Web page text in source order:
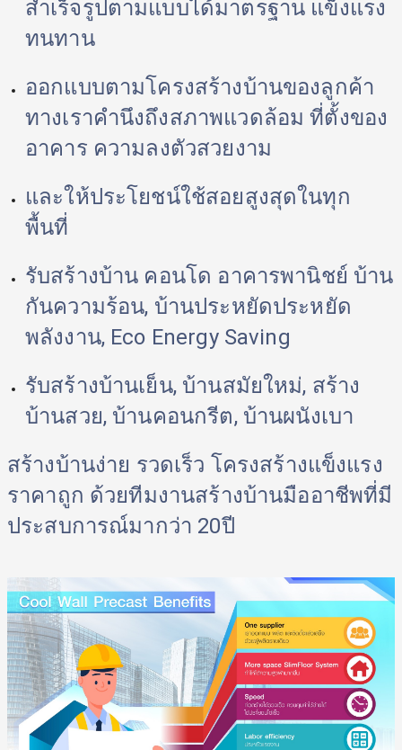
สำเร็จรูปตามแบบได้มาตรฐาน แข็งแรง
ทนทาน
ออกแบบตามโครงสร้างบ้านของลูกค้า
ทางเราคำนึงถึงสภาพแวดล้อม ที่ตั้งของ
อาคาร ความลงตัวสวยงาม
และให้ประโยชน์ใช้สอยสูงสุดในทุก
พื้นที่
รับสร้างบ้าน คอนโด อาคารพานิชย์ บ้าน
กันความร้อน, บ้านประหยัดประหยัด
พลังงาน, Eco Energy Saving
รับสร้างบ้านเย็น, บ้านสมัยใหม่, สร้าง
บ้านสวย, บ้านคอนกรีต, บ้านผนังเบา
สร้างบ้านง่าย รวดเร็ว โครงสร้างแข็งแรง
ราคาถูก ด้วยทีมงานสร้างบ้านมืออาชีพที่มี
ประสบการณ์มากว่า 20ปี